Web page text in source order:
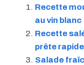
Recette
au vin blanc
Recette
prête rapide
Salade